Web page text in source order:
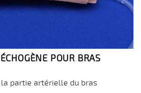
POUR BRAS
partie artérielle du bras